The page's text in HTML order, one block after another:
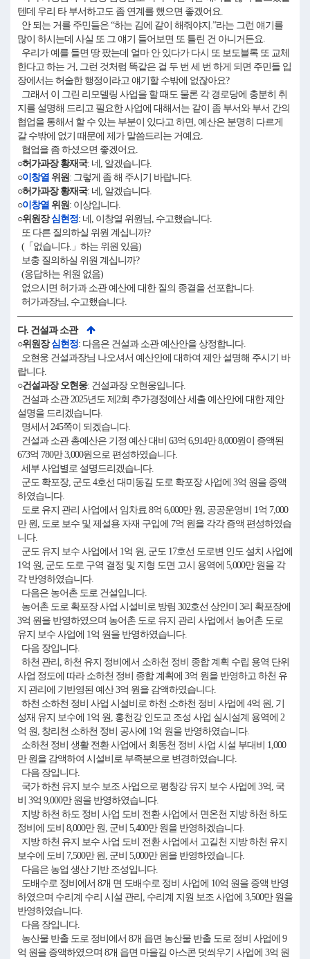
텐데 우리 타 부서하고도 좀 연계를 했으면 좋겠어요.
안 되는 거를 주민들은 “하는 김에 같이 해줘야지.”라는 그런 얘기를
많이 하시는데 사실 또 그 얘기 들어보면 또 틀린 건 아니거든요.
우리가 예를 들면 땅 팠는데 얼마 안 있다가 다시 또 보도블록 또 교체
한다고 하는 거, 그런 것처럼 똑같은 걸 두 번 세 번 하게 되면 주민들 입
장에서는 허술한 행정이라고 얘기할 수밖에 없잖아요?
그래서 이 그린 리모델링 사업을 할 때도 물론 각 경로당에 충분히 취
지를 설명해 드리고 필요한 사업에 대해서는 같이 좀 부서와 부서 간의
협업을 통해서 할 수 있는 부분이 있다고 하면, 예산은 분명히 다르게
갈 수밖에 없기 때문에 제가 말씀드리는 거예요.
협업을 좀 하셨으면 좋겠어요.
○허가과장 황재국: 네, 알겠습니다.
○이창열 위원: 그렇게 좀 해 주시기 바랍니다.
○허가과장 황재국: 네, 알겠습니다.
○이창열 위원: 이상입니다.
○위원장심현정: 네, 이창열 위원님, 수고했습니다.
또 다른 질의하실 위원 계십니까?
(「없습니다.」하는 위원 있음)
보충 질의하실 위원 계십니까?
(응답하는 위원 없음)
없으시면 허가과 소관 예산에 대한 질의 종결을 선포합니다.
허가과장님, 수고했습니다.
다. 건설과 소관
○위원장심현정: 다음은 건설과 소관 예산안을 상정합니다.
오현웅 건설과장님 나오셔서 예산안에 대하여 제안 설명해 주시기 바
랍니다.
○건설과장 오현웅: 건설과장 오현웅입니다.
건설과 소관 2025년도 제2회 추가경정예산 세출 예산안에 대한 제안
설명을 드리겠습니다.
명세서 245쪽이 되겠습니다.
건설과 소관 총예산은 기정 예산 대비 63억 6,914만 8,000원이 증액된
673억 780만 3,000원으로 편성하였습니다.
세부 사업별로 설명드리겠습니다.
군도 확포장, 군도 4호선 대미동길 도로 확포장 사업에 3억 원을 증액
하였습니다.
도로 유지 관리 사업에서 임차료 8억 6,000만 원, 공공운영비 1억 7,000
만 원, 도로 보수 및 제설용 자재 구입에 7억 원을 각각 증액 편성하였습
니다.
군도 유지 보수 사업에서 1억 원, 군도 17호선 도로변 인도 설치 사업에
1억 원, 군도 도로 구역 결정 및 지형 도면 고시 용역에 5,000만 원을 각
각 반영하였습니다.
다음은 농어촌 도로 건설입니다.
농어촌 도로 확포장 사업 시설비로 방림 302호선 상안미 3리 확포장에
3억 원을 반영하였으며 농어촌 도로 유지 관리 사업에서 농어촌 도로
유지 보수 사업에 1억 원을 반영하였습니다.
다음 장입니다.
하천 관리, 하천 유지 정비에서 소하천 정비 종합 계획 수립 용역 단위
사업 정도에 따라 소하천 정비 종합 계획에 3억 원을 반영하고 하천 유
지 관리에 기반영된 예산 3억 원을 감액하였습니다.
하천 소하천 정비 사업 시설비로 하천 소하천 정비 사업에 4억 원, 기
성재 유지 보수에 1억 원, 홍천강 인도교 조성 사업 실시설계 용역에 2
억 원, 창리천 소하천 정비 공사에 1억 원을 반영하였습니다.
소하천 정비 생활 전환 사업에서 회동천 정비 사업 시설 부대비 1,000
만 원을 감액하여 시설비로 부족분으로 변경하였습니다.
다음 장입니다.
국가 하천 유지 보수 보조 사업으로 평창강 유지 보수 사업에 3억, 국
비 3억 9,000만 원을 반영하였습니다.
지방 하천 하도 정비 사업 도비 전환 사업에서 면온천 지방 하천 하도
정비에 도비 8,000만 원, 군비 5,400만 원을 반영하겠습니다.
지방 하천 유지 보수 사업 도비 전환 사업에서 고길천 지방 하천 유지
보수에 도비 7,500만 원, 군비 5,000만 원을 반영하였습니다.
다음은 농업 생산 기반 조성입니다.
도배수로 정비에서 8개 면 도배수로 정비 사업에 10억 원을 증액 반영
하였으며 수리계 수리 시설 관리, 수리계 지원 보조 사업에 3,500만 원을
반영하였습니다.
다음 장입니다.
농산물 반출 도로 정비에서 8개 읍면 농산물 반출 도로 정비 사업에 9
억 원을 증액하였으며 8개 읍면 마을길 아스콘 덧씌우기 사업에 3억 원